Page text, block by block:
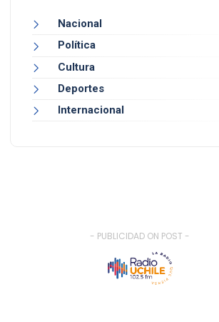
Nacional
Política
Cultura
Deportes
Internacional
- PUBLICIDAD ON POST -